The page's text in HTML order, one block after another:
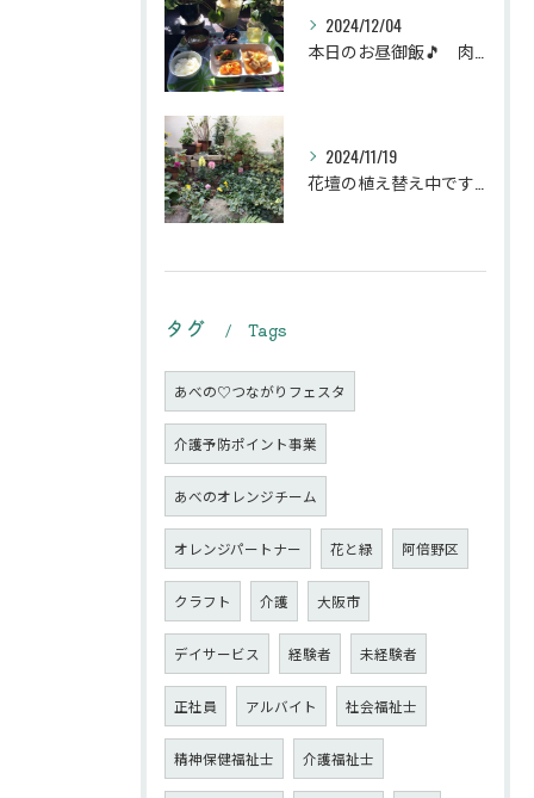
2024/12/04
2024/11/19
タグ Tags
あべの♡つながりフェスタ
介護予防ポイント事業
あべのオレンジチーム
オレンジパートナー 花と緑 阿倍野区
クラフト 介護 大阪市
デイサービス 経験者 未経験者
正社員 アルバイト 社会福祉士
精神保健福祉士 介護福祉士